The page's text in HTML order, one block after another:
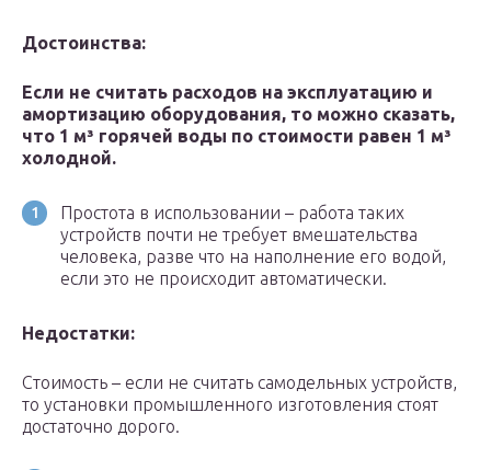
Достоинства:
Если не считать расходов на эксплуатацию и
амортизацию оборудования, то можно сказать,
что 1 м³ горячей воды по стоимости равен 1 м³
холодной.
Простота в использовании – работа таких
устройств почти не требует вмешательства
человека, разве что на наполнение его водой,
если это не происходит автоматически.
Недостатки:
Стоимость – если не считать самодельных устройств,
то установки промышленного изготовления стоят
достаточно дорого.